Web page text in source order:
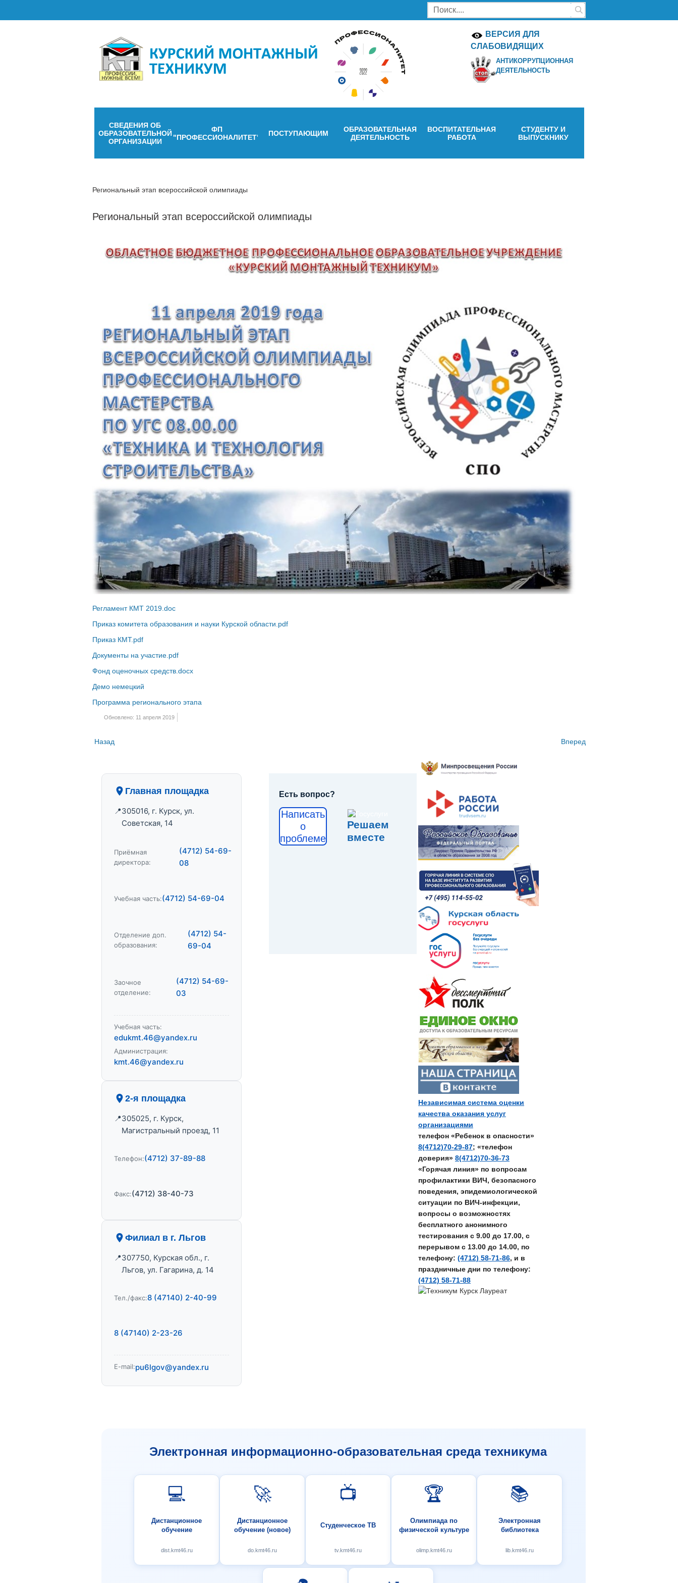
ВЕРСИЯ ДЛЯ
СЛАБОВИДЯЩИХ
АНТИКОРРУПЦИОННАЯ
ДЕЯТЕЛЬНОСТЬ
СВЕДЕНИЯ ОБ
ОБРАЗОВАТЕЛЬНОЙ
ОРГАНИЗАЦИИ
ФП
"ПРОФЕССИОНАЛИТЕТ"
ПОСТУПАЮЩИМ
ОБРАЗОВАТЕЛЬНАЯ
ДЕЯТЕЛЬНОСТЬ
ВОСПИТАТЕЛЬНАЯ
РАБОТА
СТУДЕНТУ И
ВЫПУСКНИКУ
Региональный этап всероссийской олимпиады
Региональный этап всероссийской олимпиады
Регламент КМТ 2019.doc
Приказ комитета образования и науки Курской области.pdf
Приказ КМТ.pdf
Документы на участие.pdf
Фонд оценочных средств.docx
Демо немецкий
Программа регионального этапа
Обновлено: 11 апреля 2019
Назад Вперед
Главная площадка
305016, г. Курск, ул.
Советская, 14
Приёмная
директора:
(4712) 54-69-
08
Учебная часть:(4712) 54-69-04
Отделение доп.
образования:
(4712) 54-
69-04
Заочное
отделение:
(4712) 54-69-
03
Учебная часть:
edukmt.46@yandex.ru
Администрация:
kmt.46@yandex.ru
2-я площадка
305025, г. Курск,
Магистральный проезд, 11
Телефон:(4712) 37-89-88
Факс:(4712) 38-40-73
Филиал в г. Льгов
307750, Курская обл., г.
Льгов, ул. Гагарина, д. 14
Тел./факс:8 (47140) 2-40-99
8 (47140) 2-23-26
E-mail:pu6lgov@yandex.ru
Есть вопрос?
Написать
о
проблеме
Решаем
вместе
Независимая система оценки
качества оказания услуг
организациями
телефон «Ребенок в опасности»
8(4712)70-29-87; «телефон
доверия» 8(4712)70-36-73
«Горячая линия» по вопросам
профилактики ВИЧ, безопасного
поведения, эпидемиологической
ситуации по ВИЧ-инфекции,
вопросы о возможностях
бесплатного анонимного
тестирования с 9.00 до 17.00, с
перерывом с 13.00 до 14.00, по
телефону: (4712) 58-71-86, и в
праздничные дни по телефону:
(4712) 58-71-88
Электронная информационно-образовательная среда техникума
💻
Дистанционное
обучение
dist.kmt46.ru
🚀
Дистанционное
обучение (новое)
do.kmt46.ru
📺
Студенческое ТВ
tv.kmt46.ru
🏆
Олимпиада по
физической культуре
olimp.kmt46.ru
📚
Электронная
библиотека
lib.kmt46.ru